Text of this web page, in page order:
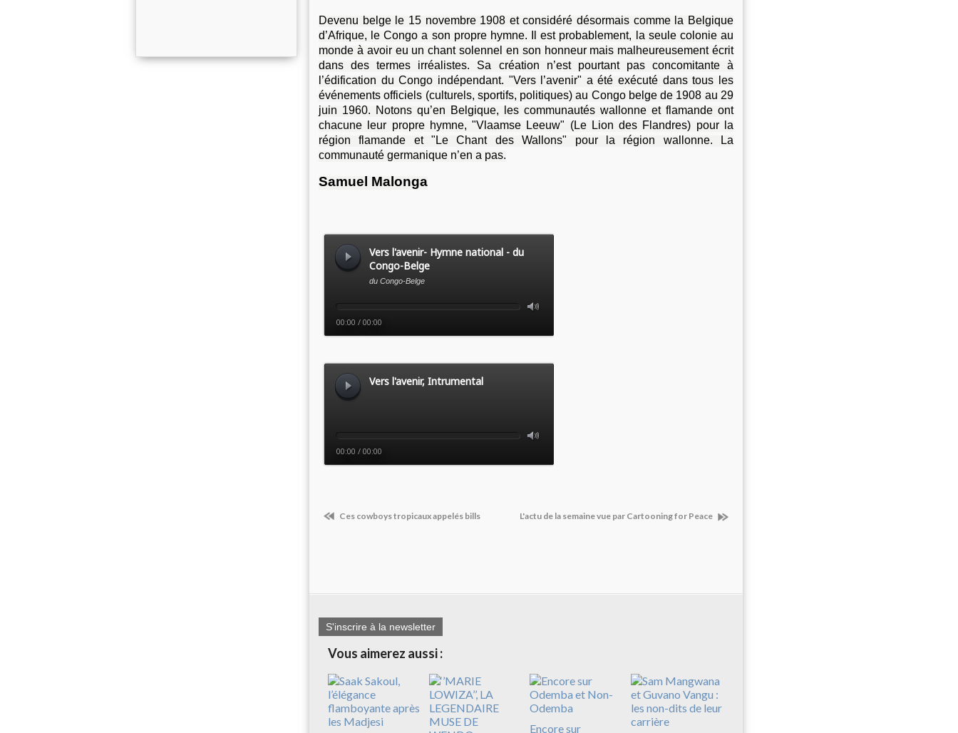
Devenu belge le 15 novembre 1908 et considéré désormais comme la Belgique
d’Afrique, le Congo a son propre hymne. Il est probablement, la seule colonie au
monde à avoir eu un chant solennel en son honneur mais malheureusement écrit
dans des termes irréalistes. Sa création n’est pourtant pas concomitante à
l’édification du Congo indépendant. "Vers l’avenir" a été exécuté dans tous les
événements officiels (culturels, sportifs, politiques) au Congo belge de 1908 au 29
juin 1960. Notons qu’en Belgique, les communautés wallonne et flamande ont
chacune leur propre hymne, "Vlaamse Leeuw" (Le Lion des Flandres) pour la
région flamande et "Le Chant des Wallons" pour la région wallonne. La
communauté germanique n’en a pas.
Samuel Malonga
Ces cowboys tropicaux appelés bills L'actu de la semaine vue par Cartooning for Peace
S'inscrire à la newsletter
Vous aimerez aussi :
Encore sur